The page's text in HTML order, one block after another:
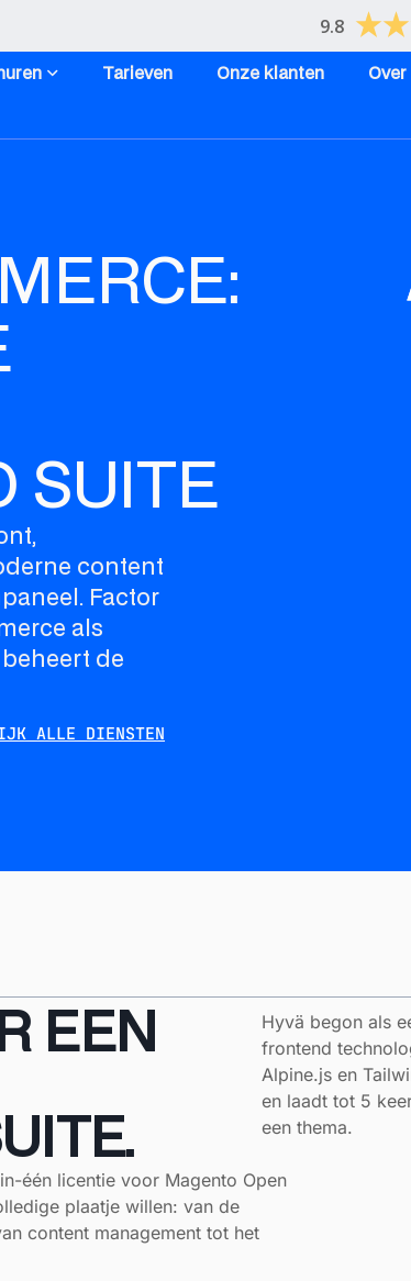
9.8
Tarieven Onze klanten Over
SUITE
content
Factor
als
de
ALLE DIENSTEN
EEN
Hyvä begon als
frontend
Alpine.js en
en laadt tot 5
een thema.
één licentie voor Magento Open
plaatje willen: van de
content management tot het